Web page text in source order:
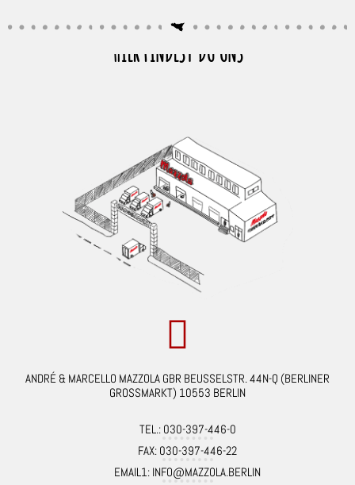
HIER FINDEST DU UNS
ANDRÉ & MARCELLO MAZZOLA GBR BEUSSELSTR. 44N-Q (BERLINER
GROSSMARKT) 10553 BERLIN
TEL.: 030-397-446-0
FAX: 030-397-446-22
EMAIL1: INFO@MAZZOLA.BERLIN